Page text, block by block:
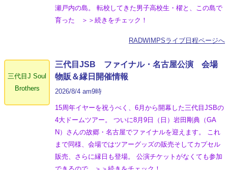
瀬戸内の島。 転校してきた男子高校生・櫂と、この島で
育った ＞＞続きをチェック！
RADWIMPSライブ日程ページへ
三代目J Soul
Brothers
三代目JSB ファイナル・名古屋公演 会場
物販＆縁日開催情報
2026/8/4 am9時
15周年イヤーを祝うべく、6月から開幕した三代目JSBの
4大ドームツアー。 ついに8月9日（日）岩田剛典（GA
N）さんの故郷・名古屋でファイナルを迎えます。 これ
まで同様、会場ではツアーグッズの販売そしてカプセル
販売、さらに縁日も登場。 公演チケットがなくても参加